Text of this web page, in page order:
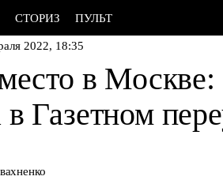
СТОРИЗ ПУЛЬТ
2022, 18:35
в Москве:
Газетном